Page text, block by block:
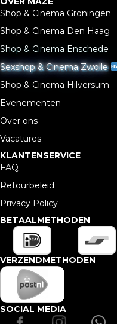
Shop & Cinema Groningen
Shop & Cinema Den Haag
Shop & Cinema Enschede
Sexshop & Cinema Zwolle
Shop & Cinema Hilversum
Evenementen
Over ons
Vacatures
KLANTENSERVICE
FAQ
Retourbeleid
Privacy Policy
BETAALMETHODEN
VERZENDMETHODEN
SOCIAL MEDIA